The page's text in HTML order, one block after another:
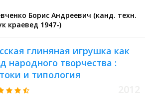
Борис Андреевич (канд. техн.
наук краевед 1947-)
глиняная игрушка как
народного творчества :
и типология